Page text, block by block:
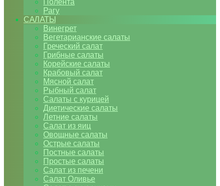
Полента
Рагу
САЛАТЫ
Винегрет
Вегетарианские салаты
Греческий салат
Грибные салаты
Корейские салаты
Крабовый салат
Мясной салат
Рыбный салат
Салаты с курицей
Диетические салаты
Летние салаты
Салат из яиц
Овощные салаты
Острые салаты
Постные салаты
Простые салаты
Салат из печени
Салат Оливье